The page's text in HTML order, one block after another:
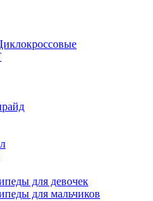
для девочек
для мальчиков